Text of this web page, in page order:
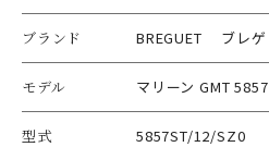
ブランド BREGUET ブレゲ
モデル マリーン GMT 5857
型式 5857ST/12/SZ0